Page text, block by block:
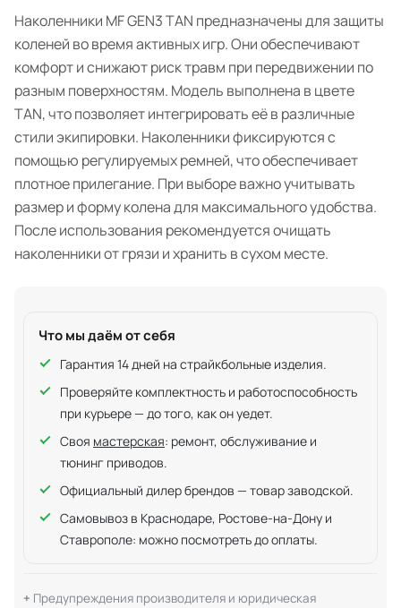
Наколенники MF GEN3 TAN предназначены для защиты
коленей во время активных игр. Они обеспечивают
комфорт и снижают риск травм при передвижении по
разным поверхностям. Модель выполнена в цвете
TAN, что позволяет интегрировать её в различные
стили экипировки. Наколенники фиксируются с
помощью регулируемых ремней, что обеспечивает
плотное прилегание. При выборе важно учитывать
размер и форму колена для максимального удобства.
После использования рекомендуется очищать
наколенники от грязи и хранить в сухом месте.
Что мы даём от себя
Гарантия 14 дней на страйкбольные изделия.
Проверяйте комплектность и работоспособность
при курьере — до того, как он уедет.
Своя мастерская: ремонт, обслуживание и
тюнинг приводов.
Официальный дилер брендов — товар заводской.
Самовывоз в Краснодаре, Ростове-на-Дону и
Ставрополе: можно посмотреть до оплаты.
Предупреждения производителя и юридическая